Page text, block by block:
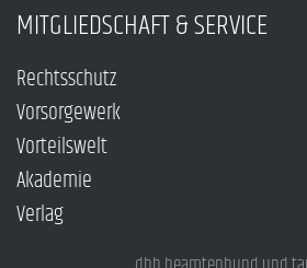
MITGLIEDSCHAFT & SERVICE
Rechtsschutz
Vorsorgewerk
Vorteilswelt
Akademie
Verlag